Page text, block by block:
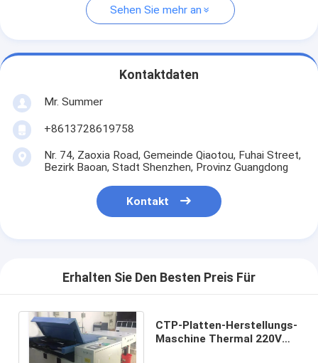
Sehen Sie mehr an
Kontaktdaten
Mr. Summer
+8613728619758
Nr. 74, Zaoxia Road, Gemeinde Qiaotou, Fuhai Street,
Bezirk Baoan, Stadt Shenzhen, Provinz Guangdong
Kontakt
Erhalten Sie Den Besten Preis Für
CTP-Platten-Herstellungs-
Maschine Thermal 220V